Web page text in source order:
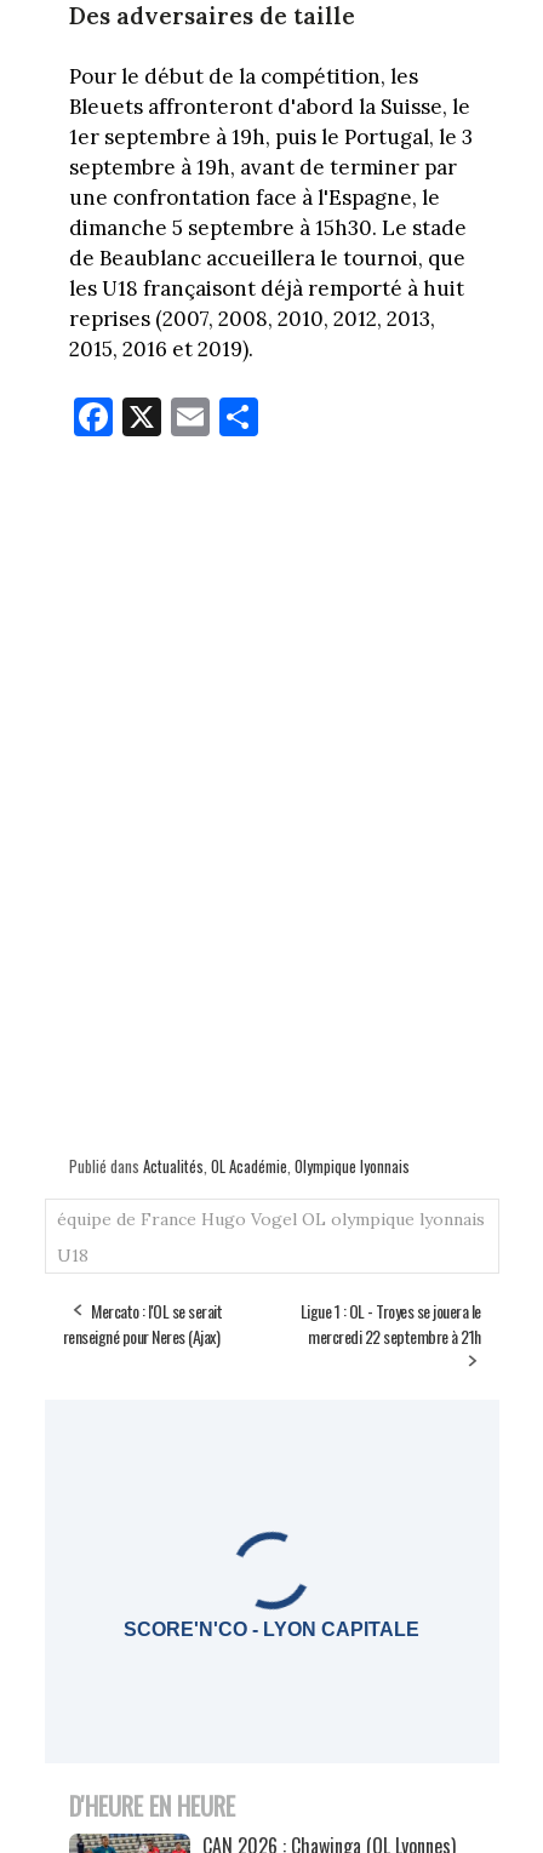
Des adversaires de taille
Pour le début de la compétition, les
Bleuets affronteront d'abord la Suisse, le
1er septembre à 19h, puis le Portugal, le 3
septembre à 19h, avant de terminer par
une confrontation face à l'Espagne, le
dimanche 5 septembre à 15h30. Le stade
de Beaublanc accueillera le tournoi, que
les U18 françaisont déjà remporté à huit
reprises (2007, 2008, 2010, 2012, 2013,
2015, 2016 et 2019).
Fa
ce
X E
m
Pa
rt
Publié dans Actualités OL Académie Olympique lyonnais
équipe de France Hugo Vogel OL olympique lyonnais
U18
Mercato : l'OL se serait
renseigné pour Neres (Ajax)
Ligue 1 : OL - Troyes se jouera le
mercredi 22 septembre à 21h
SCORE'N'CO - LYON CAPITALE
D'HEURE EN HEURE
CAN 2026 : Chawinga (OL Lyonnes)